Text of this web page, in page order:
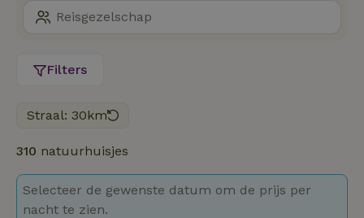
Filters
Straal: 30km
310 natuurhuisjes
Selecteer de gewenste datum om de prijs per
nacht te zien.